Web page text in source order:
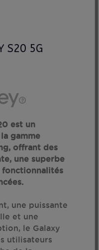
S20 5G
est un
gamme
offrant des
une superbe
fonctionnalités
une puissante
et une
le Galaxy
utilisateurs